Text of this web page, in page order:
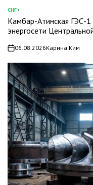
ОПУБЛИКОВАНО
В
СНГ+
Камбар-Атинская ГЭС-
энергосети
on06.08.2026Карина Ким